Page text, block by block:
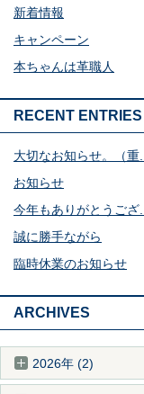
新着情報
キャンペーン
本ちゃんは革職人
RECENT ENTRIES
大切なお知らせ。（重...
お知らせ
今年もありがとうござ...
誠に勝手ながら
臨時休業のお知らせ
ARCHIVES
2026年 (2)